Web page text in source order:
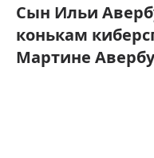
Сын Ильи
конькам
Мартине